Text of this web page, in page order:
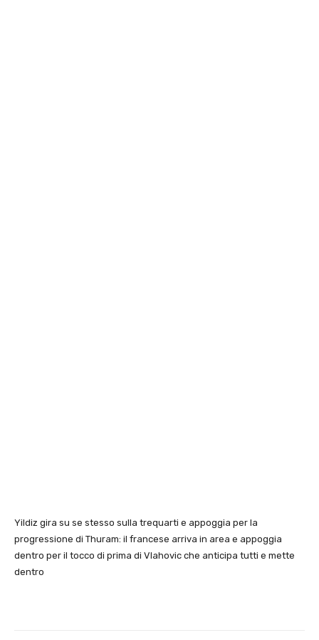
Yildiz gira su se stesso sulla trequarti e appoggia per la
progressione di Thuram: il francese arriva in area e appoggia
dentro per il tocco di prima di Vlahovic che anticipa tutti e mette
dentro